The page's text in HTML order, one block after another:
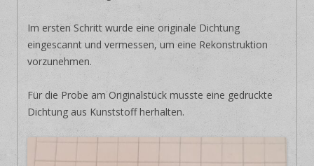
Im ersten Schritt wurde eine originale Dichtung
eingescannt und vermessen, um eine Rekonstruktion
vorzunehmen.
Für die Probe am Originalstück musste eine gedruckte
Dichtung aus Kunststoff herhalten.